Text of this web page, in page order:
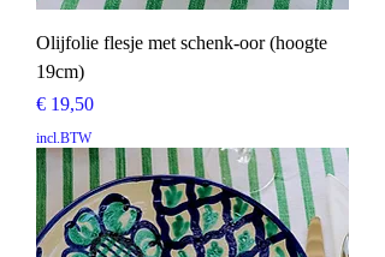
Olijfolie flesje met schenk-oor (hoogte
19cm)
Prijs
€ 19,50
incl.BTW